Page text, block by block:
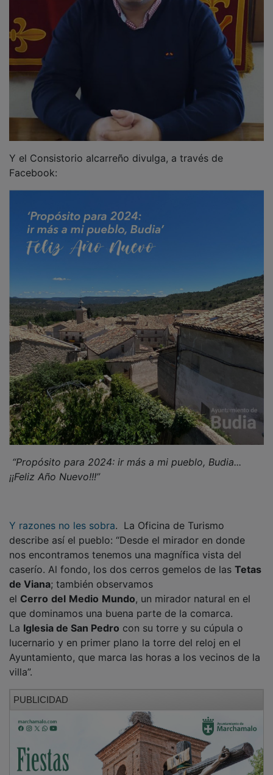
Y el Consistorio alcarreño divulga, a través de
Facebook:
“Propósito para 2024: ir más a mi pueblo, Budia...
¡¡Feliz Año Nuevo!!!”
Y razones no les sobra. La Oficina de Turismo
describe así el pueblo: “Desde el mirador en donde
nos encontramos tenemos una magnífica vista del
caserío. Al fondo, los dos cerros gemelos de las Tetas
de Viana; también observamos
el Cerro del Medio Mundo, un mirador natural en el
que dominamos una buena parte de la comarca.
La Iglesia de San Pedro con su torre y su cúpula o
lucernario y en primer plano la torre del reloj en el
Ayuntamiento, que marca las horas a los vecinos de la
villa”.
PUBLICIDAD